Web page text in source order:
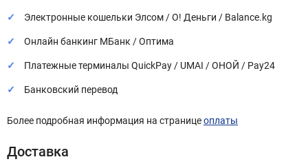
Электронные кошельки Элсом / О! Деньги / Balance.kg
Онлайн банкинг МБанк / Оптима
Платежные терминалы QuickPay / UMAI / ОНОЙ / Pay24
Банковский перевод
Более подробная информация на страницеоплаты
Доставка